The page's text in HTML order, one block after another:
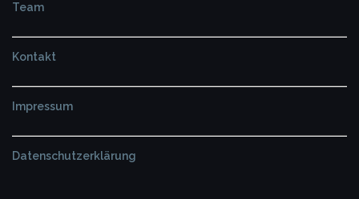
Team
Kontakt
Impressum
Datenschutzerklärung